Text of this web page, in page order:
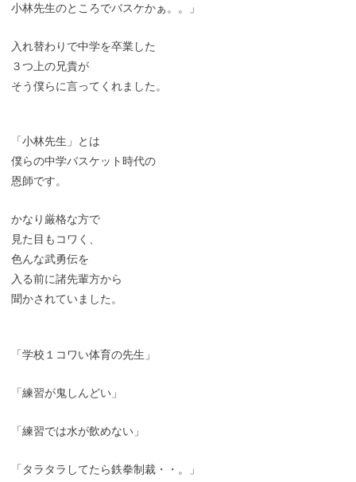
小林先生のところでバスケかぁ。。」
入れ替わりで中学を卒業した
３つ上の兄貴が
そう僕らに言ってくれました。
「小林先生」とは
僕らの中学バスケット時代の
恩師です。
かなり厳格な方で
見た目もコワく、
色んな武勇伝を
入る前に諸先輩方から
聞かされていました。
「学校１コワい体育の先生」
「練習が鬼しんどい」
「練習では水が飲めない」
「タラタラしてたら鉄拳制裁・・。」